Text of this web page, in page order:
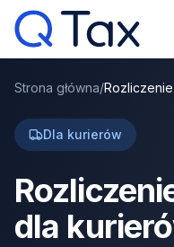
Strona główna/
Dla kurierów
dla